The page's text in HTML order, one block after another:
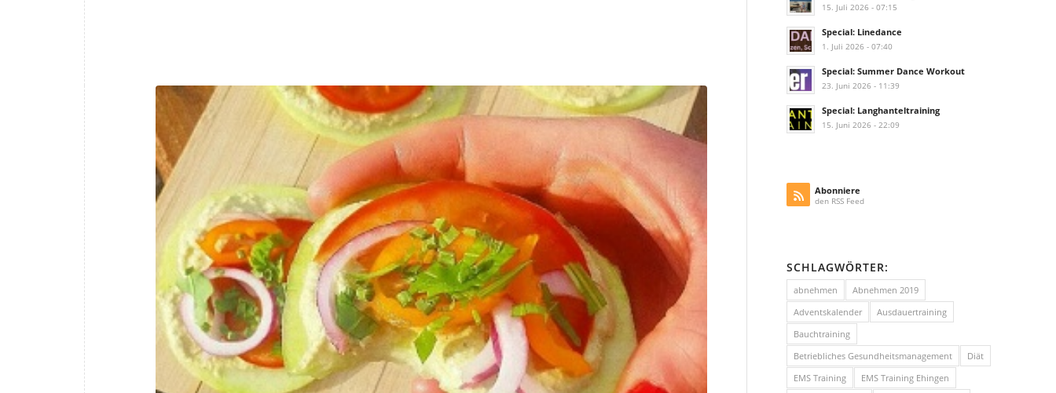
15. Juli 2026 - 07:15
Special: Linedance
1. Juli 2026 - 07:40
Special: Summer Dance Workout
23. Juni 2026 - 11:39
Special: Langhanteltraining
15. Juni 2026 - 22:09
Abonniere
den RSS Feed
SCHLAGWÖRTER:
abnehmen
Abnehmen 2019
Adventskalender
Ausdauertraining
Bauchtraining
Betriebliches Gesundheitsmanagement
Diät
EMS Training
EMS Training Ehingen